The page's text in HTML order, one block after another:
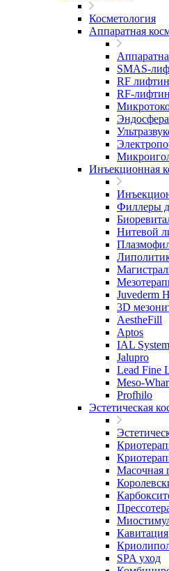
Косметология
Аппаратная
SMAS-
RF
RF-
Инъекционная
Филлеры
Нитевой
Juvederm
3D
AestheFill
Aptos
IAL System
Jalupro
Lead Fine
Meso-
Profhilo
Эстетическая
Масочная
Кавитация
SPA уход